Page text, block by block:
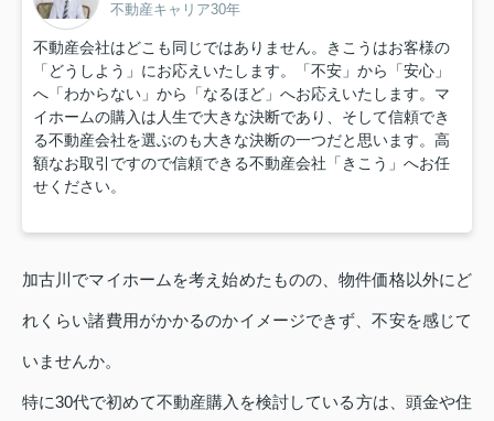
不動産キャリア30年
不動産会社はどこも同じではありません。きこうはお客様の
「どうしよう」にお応えいたします。「不安」から「安心」
へ「わからない」から「なるほど」へお応えいたします。マ
イホームの購入は人生で大きな決断であり、そして信頼でき
る不動産会社を選ぶのも大きな決断の一つだと思います。高
額なお取引ですので信頼できる不動産会社「きこう」へお任
せください。
加古川でマイホームを考え始めたものの、物件価格以外にど
れくらい諸費用がかかるのかイメージできず、不安を感じて
いませんか。
特に30代で初めて不動産購入を検討している方は、頭金や住